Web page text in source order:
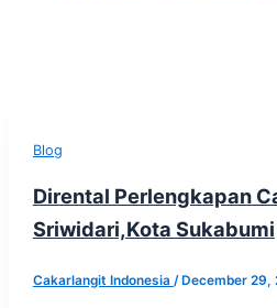
Blog
Dirental Perlengkapan
Sriwidari,Kota Sukabumi
Cakarlangit Indonesia / December 29,